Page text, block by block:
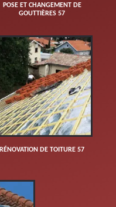
POSE ET CHANGEMENT DE
GOUTTIÈRES 57
RÉNOVATION DE TOITURE 57